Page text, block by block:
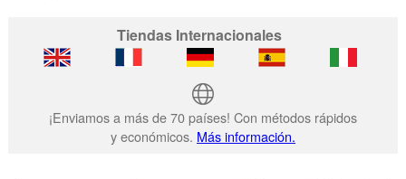
Tiendas Internacionales
¡Enviamos a más de 70 países! Con métodos rápidos
y económicos. Más información.